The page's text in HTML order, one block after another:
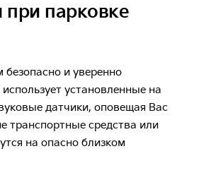
парковке
и уверенно
установленные на
датчики, оповещая Вас
транспортные средства или
на опасно близком